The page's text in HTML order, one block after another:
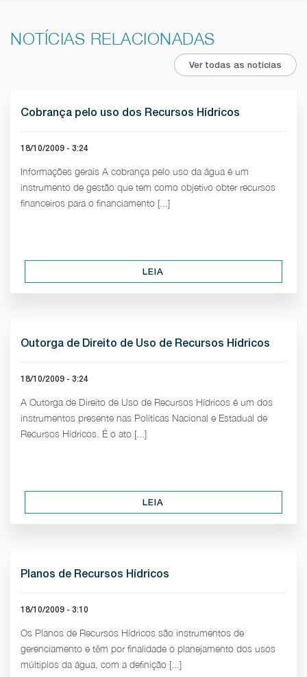
NOTÍCIAS RELACIONADAS
Ver todas as notícias
Cobrança pelo uso dos Recursos Hídricos
18/10/2009 - 3:24
Informações gerais A cobrança pelo uso da água é um
instrumento de gestão que tem como objetivo obter recursos
financeiros para o financiamento [...]
LEIA
Outorga de Direito de Uso de Recursos Hídricos
18/10/2009 - 3:24
A Outorga de Direito de Uso de Recursos Hídricos é um dos
instrumentos presente nas Políticas Nacional e Estadual de
Recursos Hídricos. É o ato [...]
LEIA
Planos de Recursos Hídricos
18/10/2009 - 3:10
Os Planos de Recursos Hídricos são instrumentos de
gerenciamento e têm por finalidade o planejamento dos usos
múltiplos da água, com a definição [...]